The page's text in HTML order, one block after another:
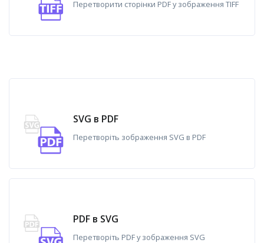
Перетворити сторінки PDF у зображення TIFF
SVG в PDF
Перетворіть зображення SVG в PDF
PDF в SVG
Перетворіть PDF у зображення SVG